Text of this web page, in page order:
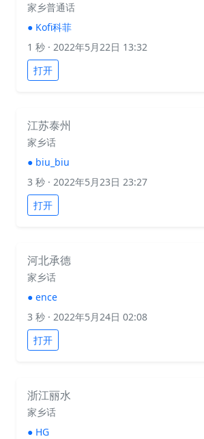
家乡普通话
● Kofi科菲
1 秒 · 2022年5月22日 13:32
打开
江苏泰州
家乡话
● biu_biu
3 秒 · 2022年5月23日 23:27
打开
河北承德
家乡话
● ence
3 秒 · 2022年5月24日 02:08
打开
浙江丽水
家乡话
● HG